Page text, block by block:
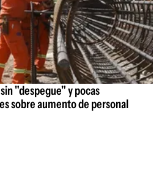
"despegue" y pocas
sobre aumento de personal